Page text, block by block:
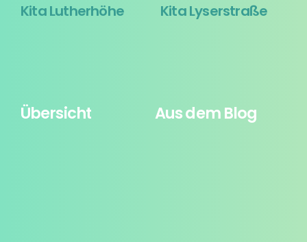
Kita Lutherhöhe Kita Lyserstraße
Übersicht Aus dem Blog